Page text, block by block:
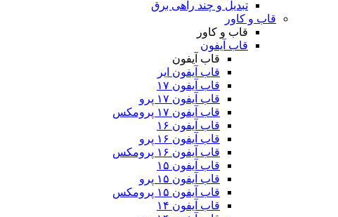
تبدیل و چند راهی برق
قاب و کاور
قاب و کاور
قاب آیفون
قاب آیفون
قاب آیفون ایر
قاب آیفون ۱۷
قاب آیفون ۱۷ پرو
قاب آیفون ۱۷ پرومکس
قاب آیفون ۱۶
قاب آیفون ۱۶ پرو
قاب آیفون ۱۶ پرومکس
قاب آیفون ۱۵
قاب آیفون ۱۵ پرو
قاب آیفون ۱۵ پرومکس
قاب آیفون ۱۴